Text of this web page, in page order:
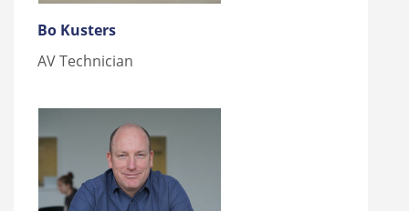
Bo Kusters
AV Technician